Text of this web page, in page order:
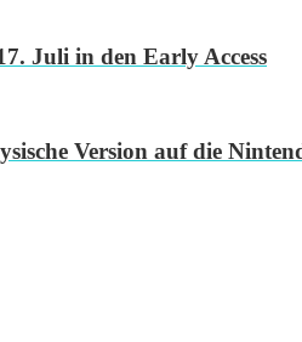
Juli in den Early Access
Version auf die